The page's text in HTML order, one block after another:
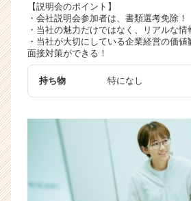
リ
ア
h
e
e
r）
【説明会のポイント】
・会社説明会参加者は、書類選考免除！
・当社の魅力だけではなく、リアルな情
・当社が大切にしている企業経営の価
面接対策ができる！
持ち物 特になし